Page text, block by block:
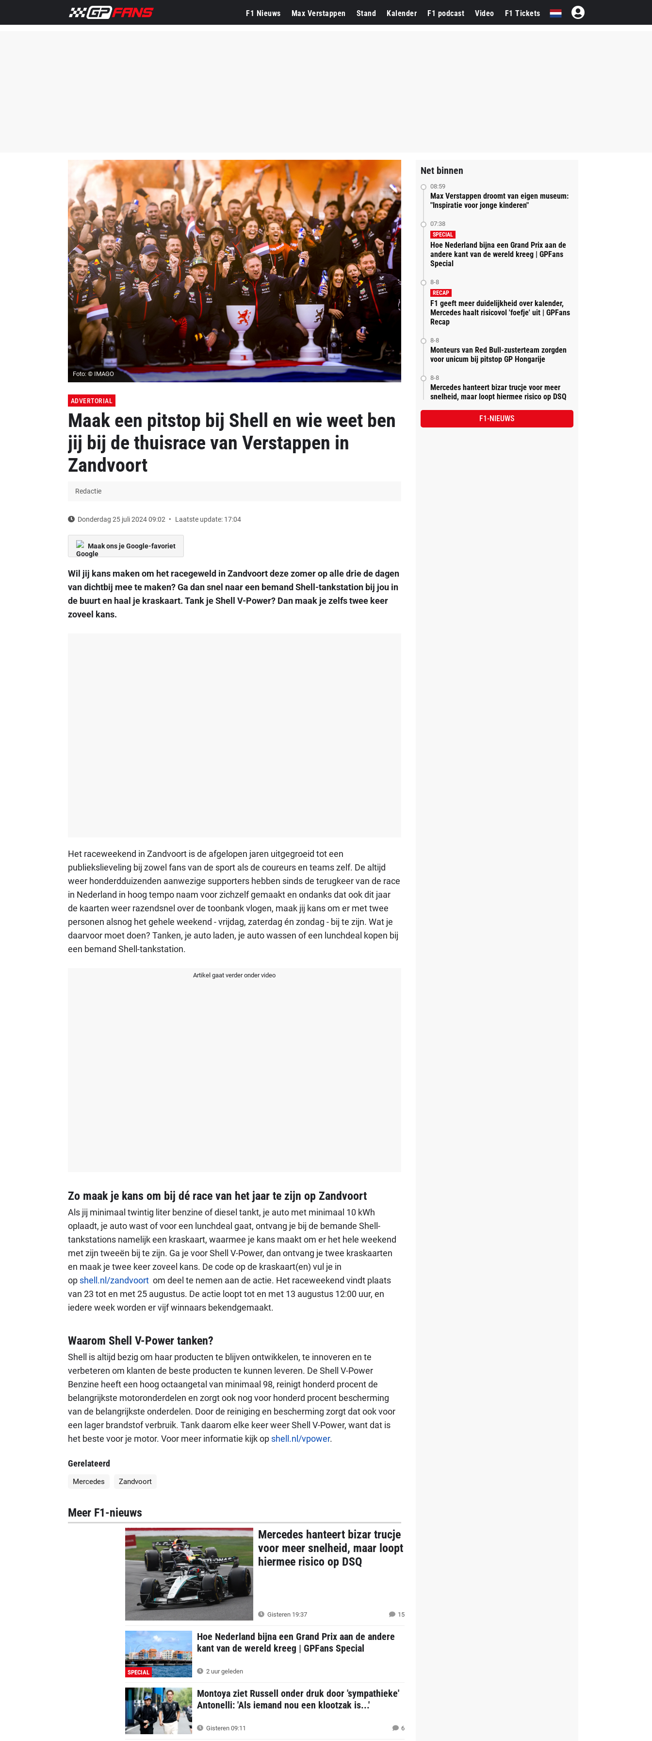
F1 Nieuws Max Verstappen Stand Kalender F1 podcast Video F1 Tickets
Foto: © IMAGO
ADVERTORIAL
Maak een pitstop bij Shell en wie weet ben
jij bij de thuisrace van Verstappen in
Zandvoort
Redactie
Donderdag 25 juli 2024 09:02 Laatste update: 17:04
Maak ons je Google-favoriet
Wil jij kans maken om het racegeweld in Zandvoort deze zomer op alle drie de dagen
van dichtbij mee te maken? Ga dan snel naar een bemand Shell-tankstation bij jou in
de buurt en haal je kraskaart. Tank je Shell V-Power? Dan maak je zelfs twee keer
zoveel kans.
Het raceweekend in Zandvoort is de afgelopen jaren uitgegroeid tot een
publiekslieveling bij zowel fans van de sport als de coureurs en teams zelf. De altijd
weer honderdduizenden aanwezige supporters hebben sinds de terugkeer van de race
in Nederland in hoog tempo naam voor zichzelf gemaakt en ondanks dat ook dit jaar
de kaarten weer razendsnel over de toonbank vlogen, maak jij kans om er met twee
personen alsnog het gehele weekend - vrijdag, zaterdag én zondag - bij te zijn. Wat je
daarvoor moet doen? Tanken, je auto laden, je auto wassen of een lunchdeal kopen bij
een bemand Shell-tankstation.
Artikel gaat verder onder video
Zo maak je kans om bij dé race van het jaar te zijn op Zandvoort
Als jij minimaal twintig liter benzine of diesel tankt, je auto met minimaal 10 kWh
oplaadt, je auto wast of voor een lunchdeal gaat, ontvang je bij de bemande Shell-
tankstations namelijk een kraskaart, waarmee je kans maakt om er het hele weekend
met zijn tweeën bij te zijn. Ga je voor Shell V-Power, dan ontvang je twee kraskaarten
en maak je twee keer zoveel kans. De code op de kraskaart(en) vul je in
op shell.nl/zandvoortom deel te nemen aan de actie. Het raceweekend vindt plaats
van 23 tot en met 25 augustus. De actie loopt tot en met 13 augustus 12:00 uur, en
iedere week worden er vijf winnaars bekendgemaakt.
Waarom Shell V-Power tanken?
Shell is altijd bezig om haar producten te blijven ontwikkelen, te innoveren en te
verbeteren om klanten de beste producten te kunnen leveren. De Shell V-Power
Benzine heeft een hoog octaangetal van minimaal 98, reinigt honderd procent de
belangrijkste motoronderdelen en zorgt ook nog voor honderd procent bescherming
van de belangrijkste onderdelen. Door de reiniging en bescherming zorgt dat ook voor
een lager brandstof verbruik. Tank daarom elke keer weer Shell V-Power, want dat is
het beste voor je motor. Voor meer informatie kijk op shell.nl/vpower.
Gerelateerd
Mercedes Zandvoort
Meer F1-nieuws
Mercedes hanteert bizar trucje
voor meer snelheid, maar loopt
hiermee risico op DSQ
Gisteren 19:37 15
SPECIAL
Hoe Nederland bijna een Grand Prix aan de andere
kant van de wereld kreeg | GPFans Special
2 uur geleden
Montoya ziet Russell onder druk door 'sympathieke'
Antonelli: 'Als iemand nou een klootzak is...'
Gisteren 09:11 6
Net binnen
08:59
Max Verstappen droomt van eigen museum:
"Inspiratie voor jonge kinderen"
07:38
SPECIAL
Hoe Nederland bijna een Grand Prix aan de
andere kant van de wereld kreeg | GPFans
Special
8-8
RECAP
F1 geeft meer duidelijkheid over kalender,
Mercedes haalt risicovol 'foefje' uit | GPFans
Recap
8-8
Monteurs van Red Bull-zusterteam zorgden
voor unicum bij pitstop GP Hongarije
8-8
Mercedes hanteert bizar trucje voor meer
snelheid, maar loopt hiermee risico op DSQ
F1-NIEUWS